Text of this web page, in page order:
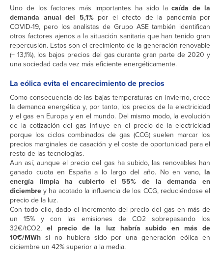
Uno de los factores más importantes ha sido lacaída de la
demanda anual del 5,1%por el efecto de la pandemia por
COVID-19, pero los analistas de Grupo ASE también identifican
otros factores ajenos a la situación sanitaria que han tenido gran
repercusión. Estos son el crecimiento de la generación renovable
(+ 13,1%), los bajos precios del gas durante gran parte de 2020 y
una sociedad cada vez más eficiente energéticamente.
La eólica evita el encarecimiento de precios
Como consecuencia de las bajas temperaturas en invierno, crece
la demanda energética y, por tanto, los precios de la electricidad
y el gas en Europa y en el mundo. Del mismo modo, la evolución
de la cotización del gas influye en el precio de la electricidad
porque los ciclos combinados de gas (CCG) suelen marcar los
precios marginales de casación y el coste de oportunidad para el
resto de las tecnologías.
Aun así, aunque el precio del gas ha subido, las renovables han
ganado cuota en España a lo largo del año. No en vano, la
energía limpia ha cubierto el 55% de la demanda en
diciembrey ha acotado la influencia de los CCG, reduciéndose el
precio de la luz.
Con todo ello, dado el incremento del precio del gas en más de
un 15% y con las emisiones de CO2 sobrepasando los
32€/tCO2,el precio de la luz habría subido en más de
10€/MWh si no hubiera sido por una generación eólica en
diciembre un 42% superior a la media.